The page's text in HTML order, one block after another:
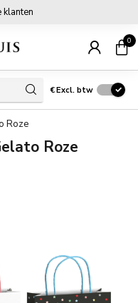
0
€Excl. btw
Roze
Roze